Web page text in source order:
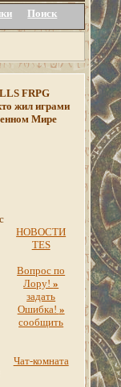
Поиск
FRPG
жил играми
Мире
НОВОСТИ
TES
Вопрос по
Лору!»
задать
Ошибка! »
сообщить
Чат-комната